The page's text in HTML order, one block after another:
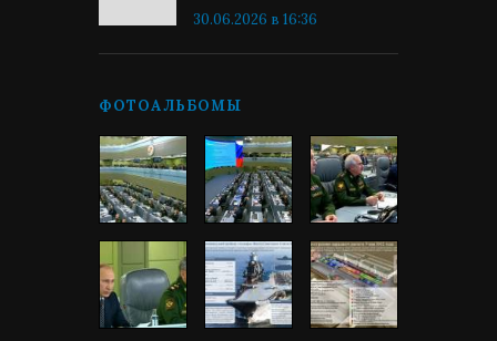
30.06.2026 в 16:36
ФОТОАЛЬБОМЫ